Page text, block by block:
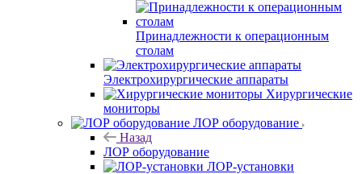
Принадлежности к операционным
столам
Электрохирургические аппараты
Хирургические
мониторы
ЛОР оборудование
Назад
ЛОР оборудование
ЛОР-установки